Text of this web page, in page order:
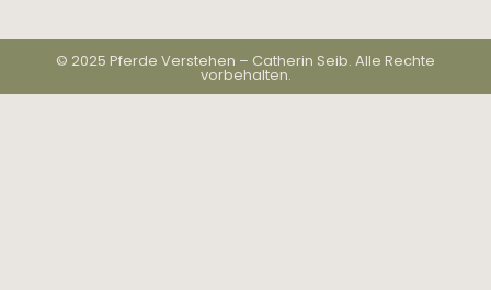
© 2025 Pferde Verstehen – Catherin Seib. Alle Rechte
vorbehalten.